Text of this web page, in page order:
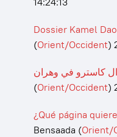
Dossier Kamel
(Orient/Occident)
كاسترو في وهران
(Orient/Occident)
¿Qué página
Bensaada (Orient/